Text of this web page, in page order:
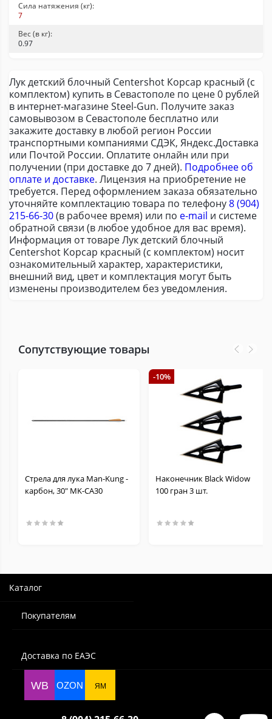
Сила натяжения (кг):
7
Вес (в кг):
0.97
Лук детский блочный Centershot Корсар красный (с
комплектом) купить в Севастополе по цене 0 рублей
в интернет-магазине Steel-Gun. Получите заказ
самовывозом в Севастополе бесплатно или
закажите доставку в любой регион России
транспортными компаниями СДЭК, Яндекс.Доставка
или Почтой России. Оплатите онлайн или при
получении (при доставке до 7 дней). Подробнее об
оплате и доставке. Лицензия на приобретение не
требуется. Перед оформлением заказа обязательно
уточняйте комплектацию товара по телефону8 (904)
215-66-30(в рабочее время) или по e-mail и системе
обратной связи (в любое удобное для вас время).
Информация от товаре Лук детский блочный
Centershot Корсар красный (с комплектом) носит
ознакомительный характер, характеристики,
внешний вид, цвет и комплектация могут быть
изменены производителем без уведомления.
Сопутствующие товары
Стрела для лука Man-Kung -
карбон, 30" MK-CA30
-10%
Наконечник Black Widow
100 гран 3 шт.
Каталог
Покупателям
Доставка по ЕАЭС
WB OZON ЯМ